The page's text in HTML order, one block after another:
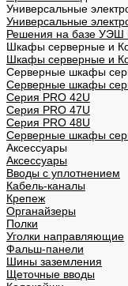
Универсальные
Универсальные
Решения на базе УЭШ
Шкафы серверные и
Шкафы серверные и
Серверные шкафы
Серверные шкафы
Серия PRO 42U
Серия PRO 47U
Серия PRO 48U
Серверные шкафы
Аксессуары
Аксессуары
Вводы с уплотнением
Кабель-каналы
Крепеж
Органайзеры
Полки
Уголки направляющие
Фальш-панели
Шины заземления
Щеточные вводы